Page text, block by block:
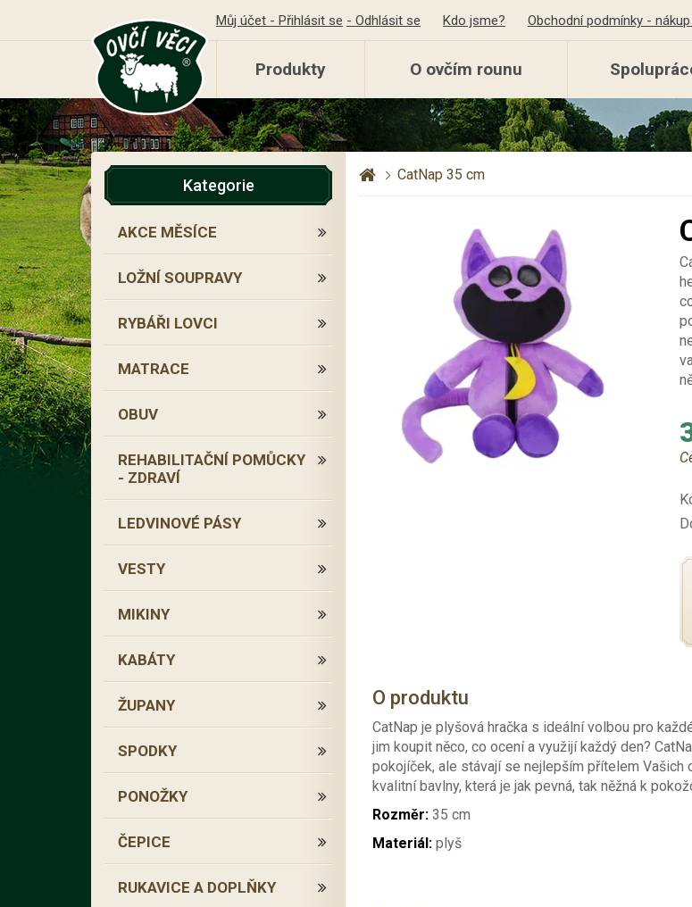
Můj účet - Přihlásit se - Odhlásit se Kdo jsme? Obchodní podmínky - nákup
Produkty O ovčím rounu
Kategorie
AKCE MĚSÍCE
LOŽNÍ SOUPRAVY
RYBÁŘI LOVCI
MATRACE
OBUV
REHABILITAČNÍ POMŮCKY
- ZDRAVÍ
LEDVINOVÉ PÁSY
VESTY
MIKINY
KABÁTY
ŽUPANY
SPODKY
PONOŽKY
ČEPICE
RUKAVICE A DOPLŇKY
CatNap 35 cm
O produktu
CatNap je plyšová hračka s ideální volbou pro
jim koupit něco, co ocení a využijí každý den?
pokojíček, ale stávají se nejlepším přítelem Vašich
kvalitní bavlny, která je jak pevná, tak něžná k
Rozměr: 35 cm
Materiál: plyš